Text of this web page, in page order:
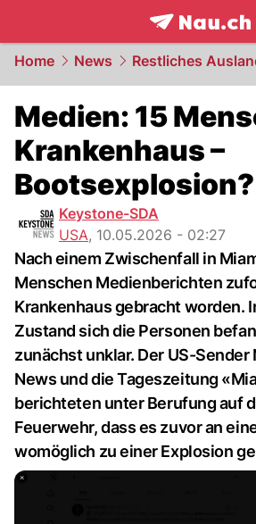
frontpage.
Home News Restliches
Medien: 15
Krankenhaus –
Bootsexplosion?
Keystone-SDA
USA, 10.05.2026 - 02:27
Nach einem Zwischenfall in
Menschen Medienberichten
Krankenhaus gebracht worden.
Zustand sich die Personen
zunächst unklar. Der US-Sender
News und die Tageszeitung
berichteten unter Berufung auf
Feuerwehr, dass es zuvor an
womöglich zu einer Explosion